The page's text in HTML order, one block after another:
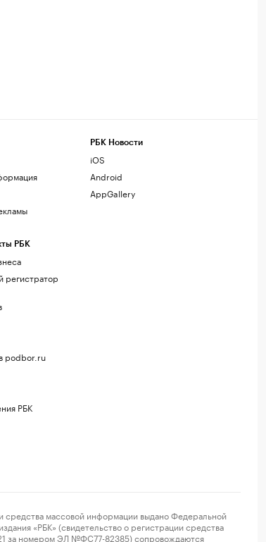
РБК
регистратор
podbor.ru
РБК
РБК Новости
iOS
Android
AppGallery
массовой информации выдано Федеральной
«РБК» (свидетельство о регистрации средства
за номером ЭЛ №ФС77-82385) сопровождаются